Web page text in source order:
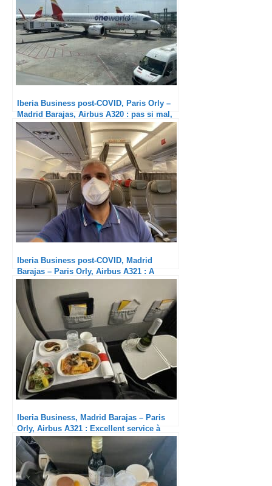
Iberia Business post-COVID, Paris Orly –
Madrid Barajas, Airbus A320 : pas si mal,
non ?
Iberia Business post-COVID, Madrid
Barajas – Paris Orly, Airbus A321 : A
quand le retour d’un plateau ?
Iberia Business, Madrid Barajas – Paris
Orly, Airbus A321 : Excellent service à
bord